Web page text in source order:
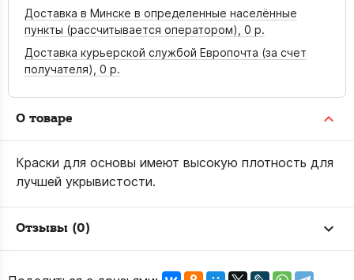
Доставка в Минске в определенные населённые
пункты (рассчитывается оператором), 0 р.
Доставка курьерской службой Европочта (за счет
получателя), 0 р.
О товаре
Краски для основы имеют высокую плотность для
лучшей укрывистости.
Отзывы (0)